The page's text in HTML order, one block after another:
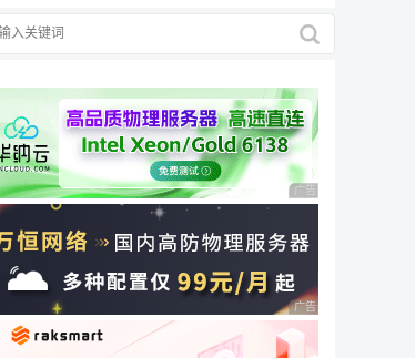
广告 商业广告，理性
广告 商业广告，理性